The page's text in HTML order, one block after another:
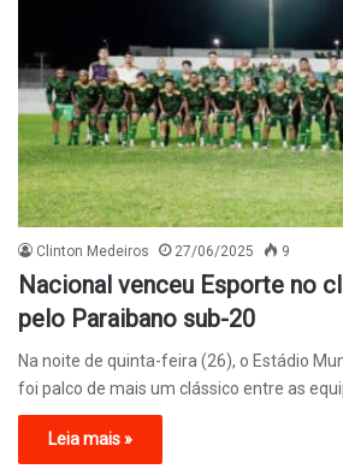
Clinton Medeiros 27/06/2025 9
Nacional venceu Esporte no
pelo Paraibano sub-20
Na noite de quinta-feira (26), o Estádio
foi palco de mais um clássico entre as
Leia mais »